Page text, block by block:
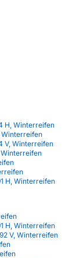
H, Winterreifen
Winterreifen
V, Winterreifen
Winterreifen
H, Winterreifen
H, Winterreifen
V, Winterreifen